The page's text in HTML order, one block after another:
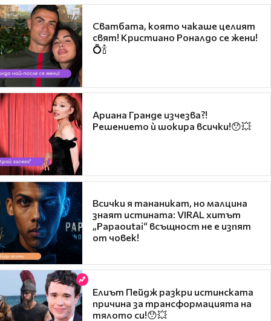
Сватбата, която чакаше целият
свят! Кристиано Роналдо се жени!
💍🍾
Ариана Гранде изчезва?!
Решението ѝ шокира всички!😯💥
Всички я тананикат, но малцина
знаят истината: VIRAL хитът
„Papaoutai“ всъщност не е изпят
от човек!
Елиът Пейдж разкри истинската
причина за трансформацията на
тялото си!😯💥